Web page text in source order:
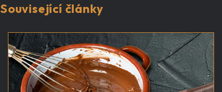
Související články